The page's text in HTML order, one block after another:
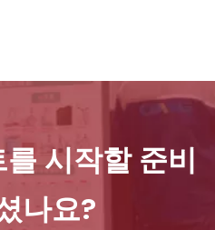
Oyang 17 리더 자동 비 직물 박스 백 제조 기계가있는 온라인 핸들
시작할 준비
나요?